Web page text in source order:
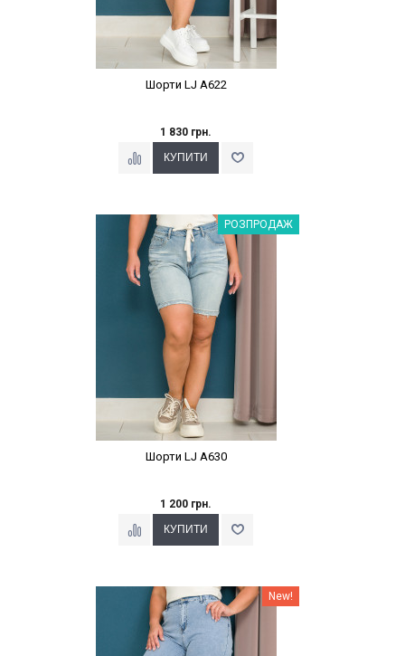
Шорти LJ A622
1 830 грн.
Наклейки Варіант з %РОЗПРОДАЖ
Шорти LJ A630
1 200 грн.
Наклейки Варіант з % New!